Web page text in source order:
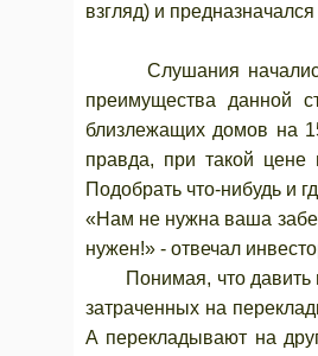
взгляд) и
Слушания начались с
преимущества данной
близлежащих домов на
правда, при такой цене
Подобрать что-нибудь и
«Нам не нужна ваша
нужен!» - отвечал
Понимая, что давить
затраченных на
А перекладывают на